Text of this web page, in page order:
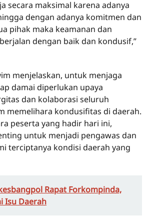
secara maksimal karena adanya
dengan adanya komitmen dan
pihak maka keamanan dan
dengan baik dan kondusif,”
menjelaskan, untuk menjaga
damai diperlukan upaya
dan kolaborasi seluruh
memelihara kondusifitas di daerah.
peserta yang hadir hari ini,
untuk menjadi pengawas dan
terciptanya kondisi daerah yang
Rapat Forkompinda,
Isu Daerah